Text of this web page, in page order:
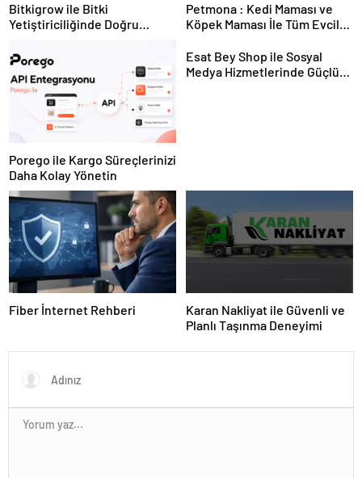
Bitkigrow ile Bitki
Yetiştiriciliğinde Doğru
Petmona : Kedi Maması ve
Köpek Maması İle Tüm Evcil
Porego ile Kargo Süreçlerinizi
Daha Kolay Yönetin
Esat Bey Shop ile Sosyal
Medya Hizmetlerinde Güçlü
Fiber İnternet Rehberi
Karan Nakliyat ile Güvenli ve
Planlı Taşınma Deneyimi